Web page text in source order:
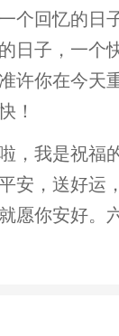
个回忆的日
日子，一个
许你在今天
！
，我是祝福
安，送好运
愿你安好。